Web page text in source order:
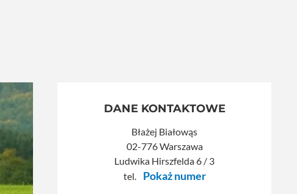
DANE KONTAKTOWE
Błażej Białowąs
02-776 Warszawa
Ludwika Hirszfelda 6 / 3
tel.
Pokaż numer